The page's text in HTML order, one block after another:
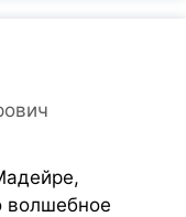
волшебное